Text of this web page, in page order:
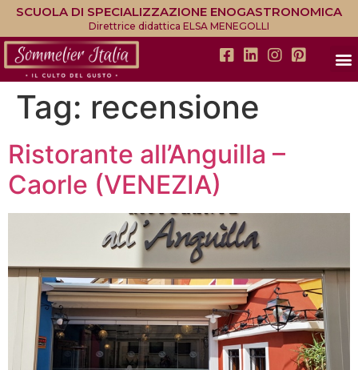
SCUOLA DI SPECIALIZZAZIONE ENOGASTRONOMICA
Direttrice didattica ELSA MENEGOLLI
Tag: recensione
Ristorante all’Anguilla –
Caorle (VENEZIA)